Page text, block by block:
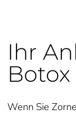
Ihr
Botox
Wenn Sie